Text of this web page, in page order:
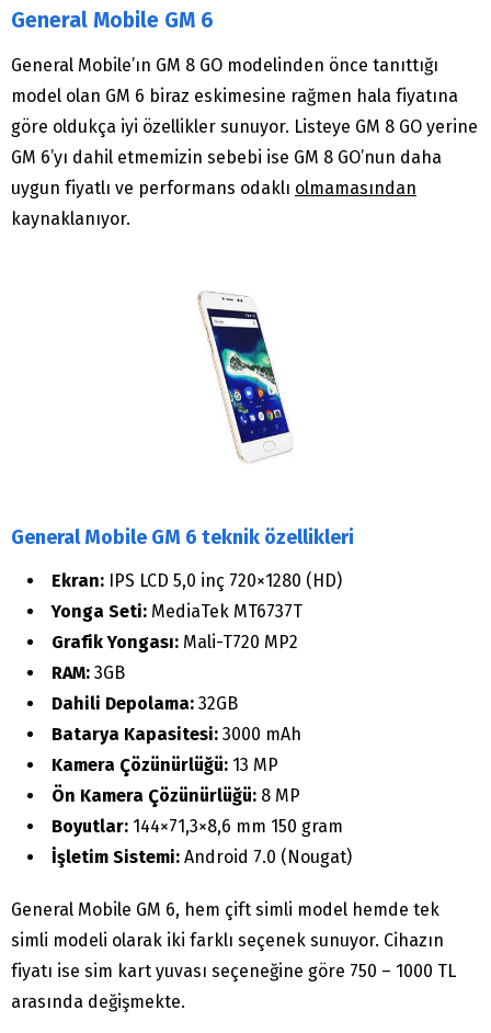
General Mobile GM 6
General Mobile’ın GM 8 GO modelinden önce tanıttığı
model olan GM 6 biraz eskimesine rağmen hala fiyatına
göre oldukça iyi özellikler sunuyor. Listeye GM 8 GO yerine
GM 6’yı dahil etmemizin sebebi ise GM 8 GO’nun daha
uygun fiyatlı ve performans odaklı olmamasından
kaynaklanıyor.
General Mobile GM 6 teknik özellikleri
Ekran: IPS LCD 5,0 inç 720×1280 (HD)
Yonga Seti: MediaTek MT6737T
Grafik Yongası: Mali-T720 MP2
RAM: 3GB
Dahili Depolama: 32GB
Batarya Kapasitesi: 3000 mAh
Kamera Çözünürlüğü: 13 MP
Ön Kamera Çözünürlüğü: 8 MP
Boyutlar: 144×71,3×8,6 mm 150 gram
İşletim Sistemi: Android 7.0 (Nougat)
General Mobile GM 6, hem çift simli model hemde tek
simli modeli olarak iki farklı seçenek sunuyor. Cihazın
fiyatı ise sim kart yuvası seçeneğine göre 750 – 1000 TL
arasında değişmekte.